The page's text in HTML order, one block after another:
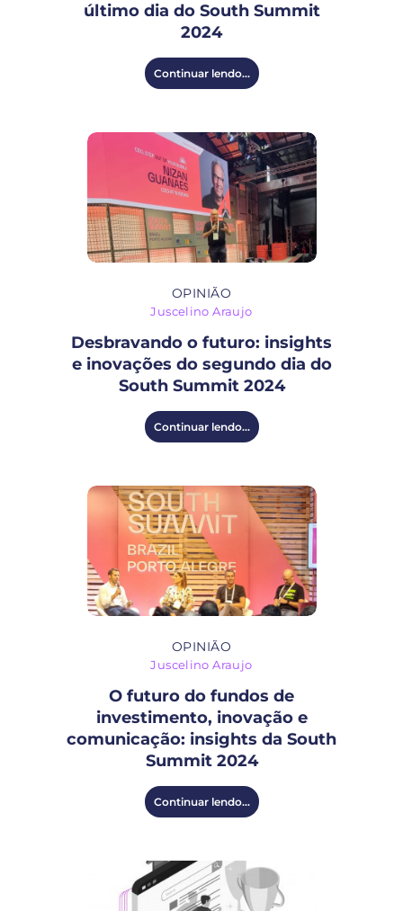
último dia do South Summit
2024
Continuar lendo...
OPINIÃO
Juscelino Araujo
Desbravando o futuro: insights
e inovações do segundo dia do
South Summit 2024
Continuar lendo...
OPINIÃO
Juscelino Araujo
O futuro do fundos de
investimento, inovação e
comunicação: insights da South
Summit 2024
Continuar lendo...